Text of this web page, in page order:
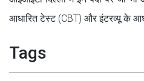
आधारित टेस्ट (CBT) और इंटरव्यू के
Tags